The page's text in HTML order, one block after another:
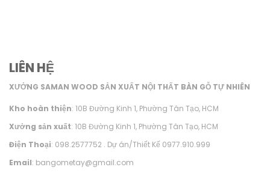
LIÊN HỆ
XƯỞNG SAMAN WOOD SẢN XUẤT NỘI THẤT BÀN GỖ TỰ NHIÊN
Kho hoàn thiện: 10B Đường Kinh 1, Phường Tân Tạo, HCM
Xưởng sản xuất: 10B Đường Kinh 1, Phường Tân Tạo, HCM
Điện Thoại: 098.2577752 . Dự án/Thiết Kế 0977.910.999
Email: bangometay@gmail.com